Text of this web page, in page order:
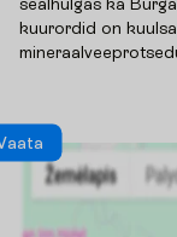
kuurordid on
aata